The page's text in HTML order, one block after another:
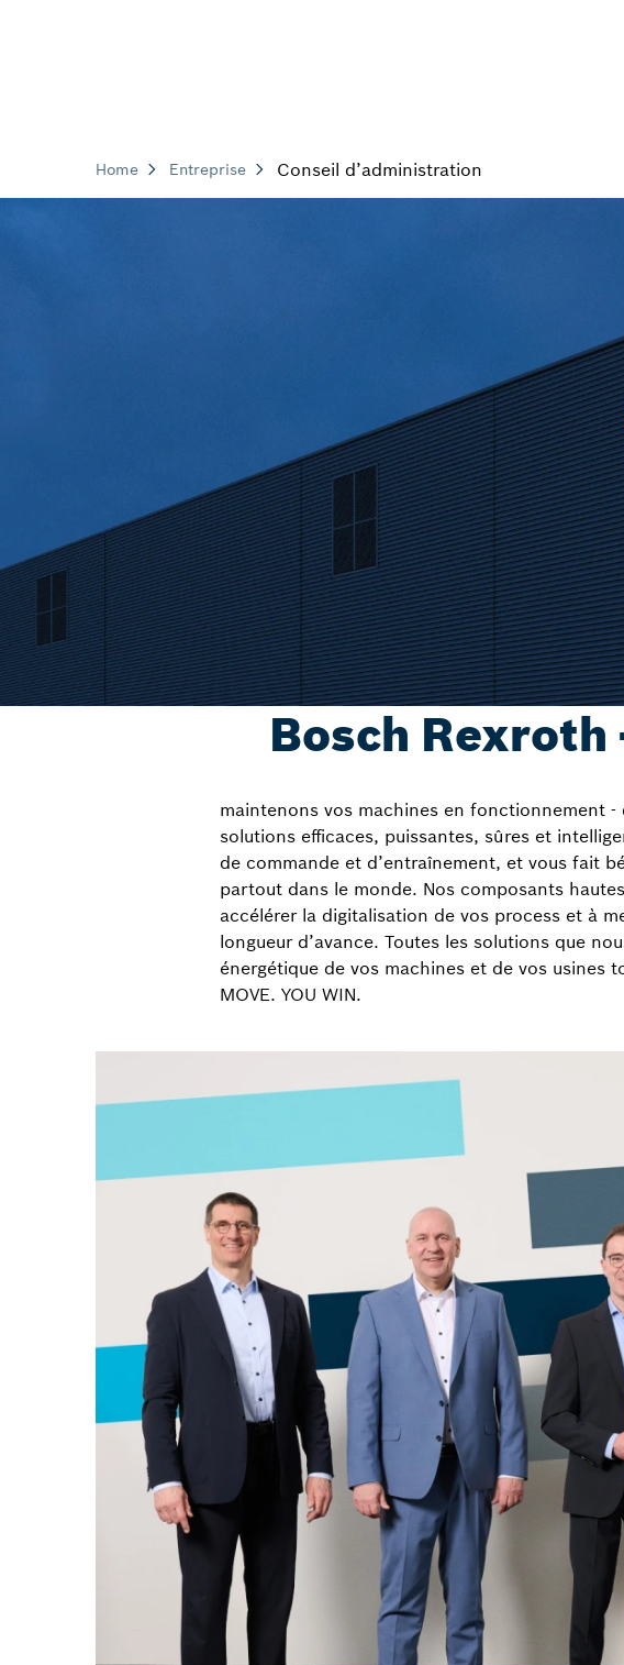
Home Entreprise Conseil d’administration
Bosch
maintenons vos machines en fonctionnement
solutions efficaces, puissantes, sûres et
de commande et d’entraînement, et vous fait
partout dans le monde. Nos composants
accélérer la digitalisation de vos process et à
longueur d’avance. Toutes les solutions que
énergétique de vos machines et de vos usines
MOVE. YOU WIN.